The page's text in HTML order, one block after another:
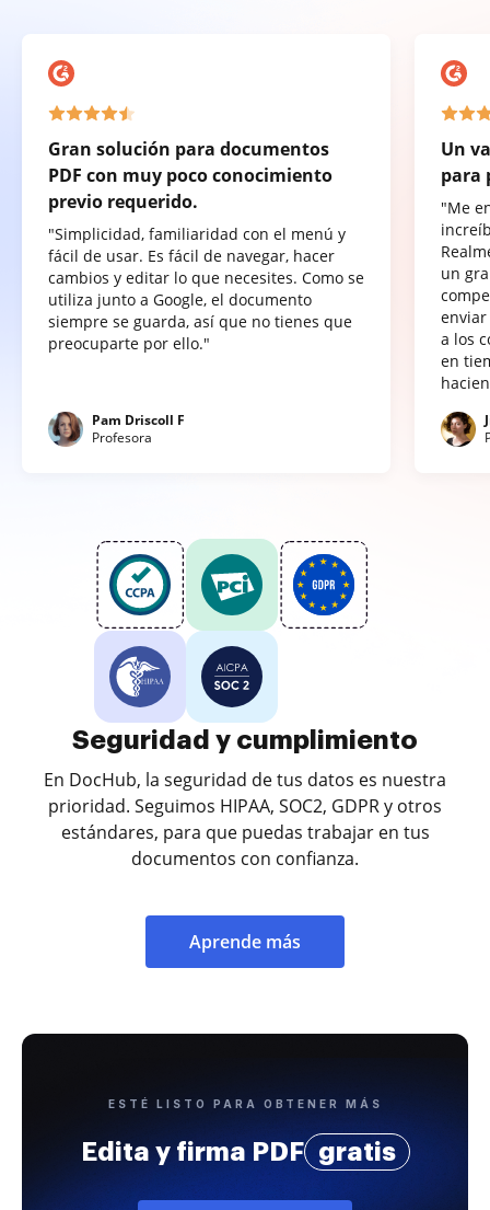
Gran solución para documentos
PDF con muy poco conocimiento
previo requerido.
"Simplicidad, familiaridad con el menú y
fácil de usar. Es fácil de navegar, hacer
cambios y editar lo que necesites. Como se
utiliza junto a Google, el documento
siempre se guarda, así que no tienes que
preocuparte por ello."
Pam Driscoll F
Profesora
Un
para
"Me
un
a los
en
Seguridad y cumplimiento
En DocHub, la seguridad de tus datos es nuestra
prioridad. Seguimos HIPAA, SOC2, GDPR y otros
estándares, para que puedas trabajar en tus
documentos con confianza.
Aprende más
ESTÉ LISTO PARA OBTENER MÁS
Edita y firma PDF gratis